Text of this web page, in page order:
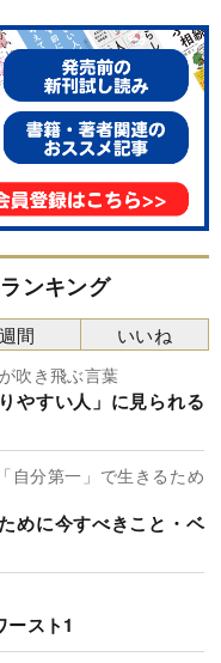
ンキング
吹き飛ぶ言葉
やすい人」に見られる
自分第一」で生きるため
めに今すべきこと・ベ
ースト1
週間 いいね